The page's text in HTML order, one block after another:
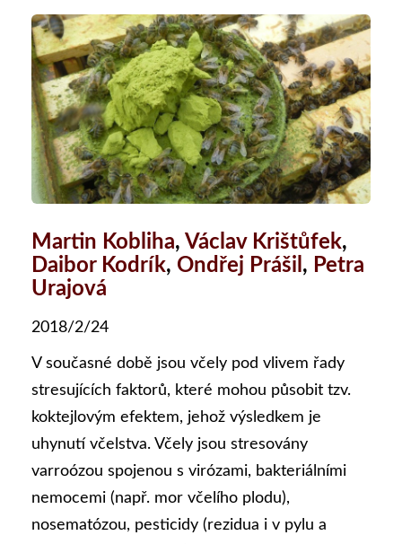
Martin Kobliha, Václav Krištůfek,
Daibor Kodrík, Ondřej Prášil , Petra
Urajová
2018/2/24
V současné době jsou včely pod vlivem řady
stresujících faktorů, které mohou působit tzv.
koktejlovým efektem, jehož výsledkem je
uhynutí včelstva. Včely jsou stresovány
varroózou spojenou s virózami, bakteriálními
nemocemi (např. mor včelího plodu),
nosematózou, pesticidy (rezidua i v pylu a